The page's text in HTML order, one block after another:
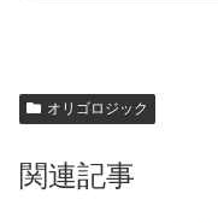
オリゴロジック
関連記事